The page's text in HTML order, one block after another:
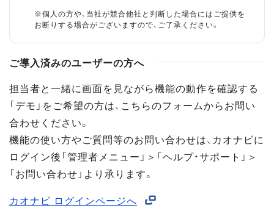
※個人の方や、当社が競合他社と判断した場合にはご提供を
お断りする場合がございますので、ご了承ください。
ご導入済みのユーザーの方へ
担当者と一緒に画面を見ながら機能の動作を確認する
「デモ」をご希望の方は、こちらのフォームからお問い
合わせください。
機能の使い方やご質問等のお問い合わせは、カオナビに
ログイン後「管理者メニュー」＞「ヘルプ・サポート」＞
「お問い合わせ」より承ります。
カオナビ ログインページへ